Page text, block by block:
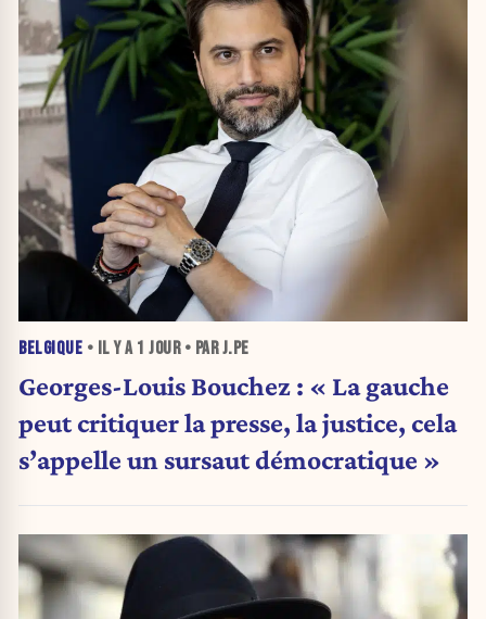
BELGIQUE • IL Y A 1 JOUR• PAR J.PE
Georges-Louis Bouchez : « La gauche
peut critiquer la presse, la justice, cela
s’appelle un sursaut démocratique »